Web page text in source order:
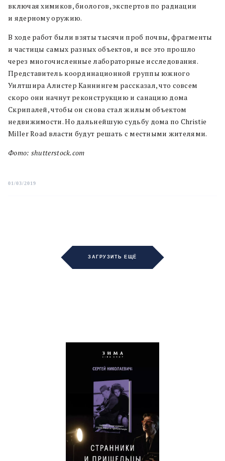
включая химиков, биологов, экспертов по радиации
и ядерному оружию.
В ходе работ были взяты тысячи проб почвы, фрагменты
и частицы самых разных объектов, и все это прошло
через многочисленные лабораторные исследования.
Представитель координационной группы южного
Уилтшира Алистер Каннингем рассказал, что совсем
скоро они начнут реконструкцию и санацию дома
Скрипалей, чтобы он снова стал жилым объектом
недвижимости. Но дальнейшую судьбу дома по Christie
Miller Road власти будут решать с местными жителями.
Фото: shutterstock.com
01/03/2019
ЗАГРУЗИТЬ ЕЩЁ